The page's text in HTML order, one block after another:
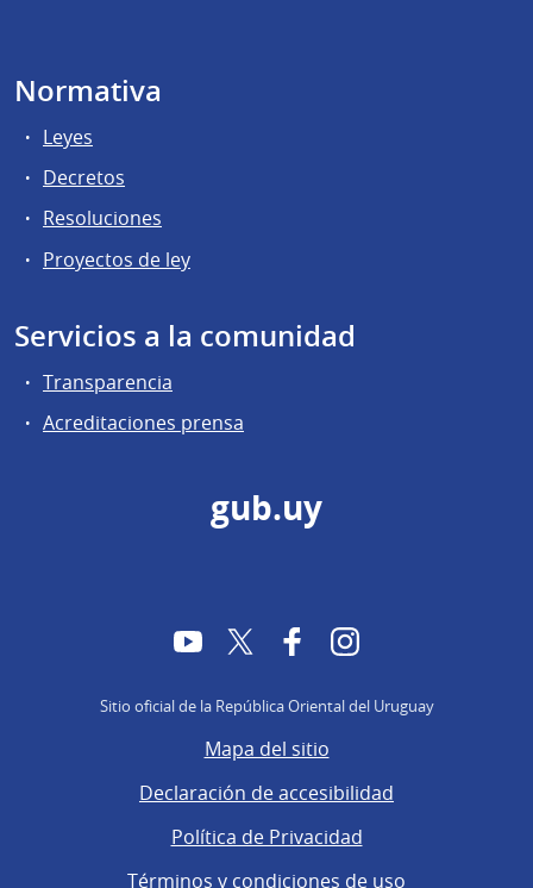
Normativa
Leyes
Decretos
Resoluciones
Proyectos de ley
Servicios a la comunidad
Transparencia
Acreditaciones prensa
gub.uy
YouTubeTwitter FacebookInstagram
Sitio oficial de la República Oriental del Uruguay
Mapa del sitio
Declaración de accesibilidad
Política de Privacidad
Términos y condiciones de uso